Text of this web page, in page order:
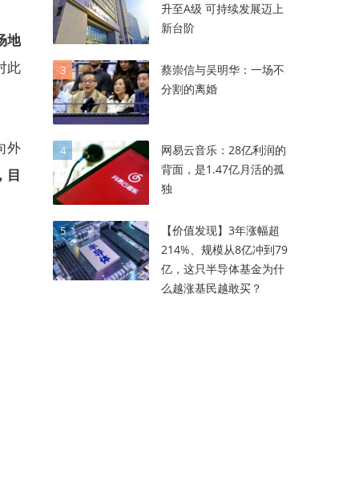
地
此
外
目
升至A级 可持续发展迈上
新台阶
3
蔡崇信与吴明华：一场不
分割的离婚
4
网易云音乐：28亿利润的
背面，是1.47亿月活的孤
独
5
【价值发现】3年涨幅超
214%、规模从8亿冲到79
亿，这只半导体基金为什
么越涨基民越敢买？